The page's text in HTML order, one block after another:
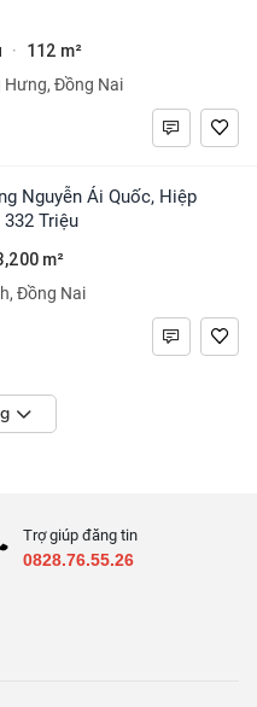
· 112 m²
Hưng, Đồng Nai
332 Triệu
m²
Đồng Nai
Trợ giúp đăng tin
0828.76.55.26